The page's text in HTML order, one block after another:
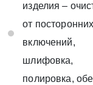
изделия –
от посторонних
включений,
шлифовка,
полировка,